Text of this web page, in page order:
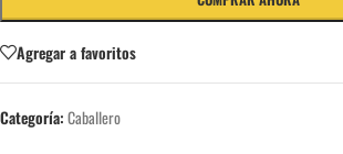
Agregar a favoritos
Categoría:Caballero